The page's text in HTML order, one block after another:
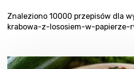
Znaleziono 10000 przepisów dla
krabowa-z-lososiem-w-papierze-